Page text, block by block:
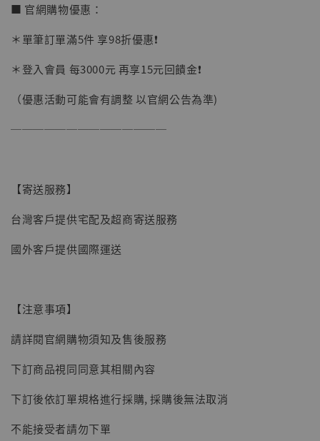
子彈飛 鵝城縣長 張麻子 [BK01]
■ 官網購物優惠：
＊單筆訂單滿5件 享98折優惠❗️
＊登入會員 每3000元 再享15元回饋金❗️
（優惠活動可能會有調整 以官網公告為準)
──────────────
【寄送服務】
台灣客戶提供宅配及超商寄送服務
國外客戶提供國際運送
【注意事項】
請詳閱官網購物須知及售後服務
下訂商品視同同意其相關內容
下訂後依訂單規格進行採購, 採購後無法取消
不能接受者請勿下單